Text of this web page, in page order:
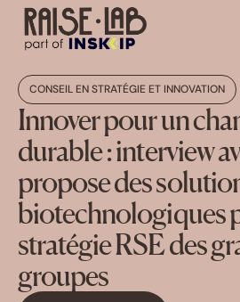
CONSEIL EN STRATÉGIE ET INNOVATION
Innover pour un
durable : interview
propose des
biotechnologiques
stratégie RSE des
groupes